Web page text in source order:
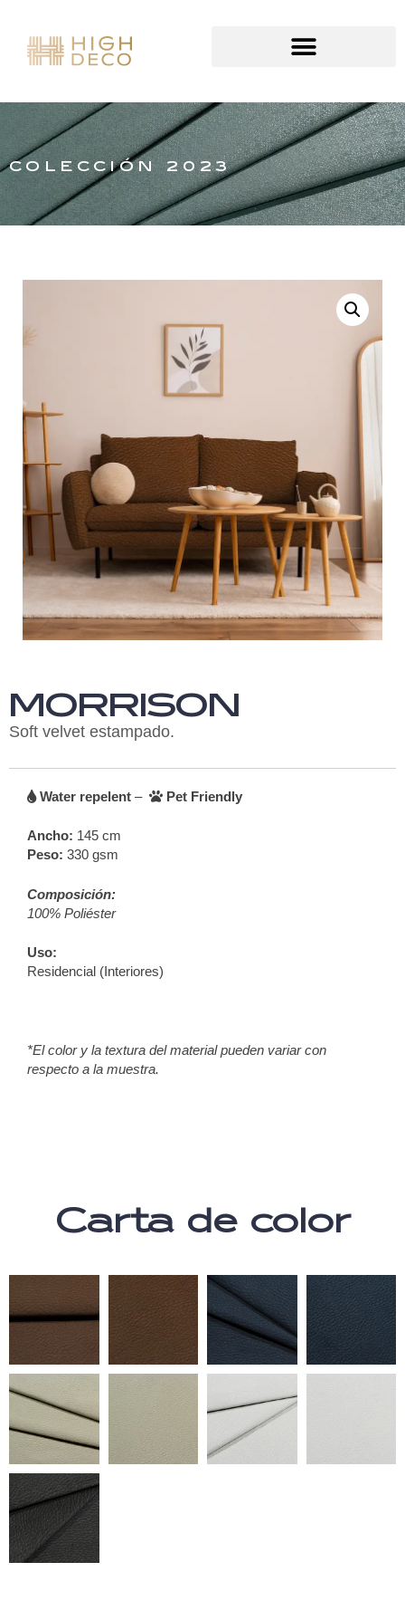
COLECCIÓN 2023
MORRISON
Soft velvet estampado.
Water repelent – Pet Friendly
Ancho: 145 cm
Peso: 330 gsm
Composición:
100% Poliéster
Uso:
Residencial (Interiores)
*El color y la textura del material pueden variar con
respecto a la muestra.
Carta de color